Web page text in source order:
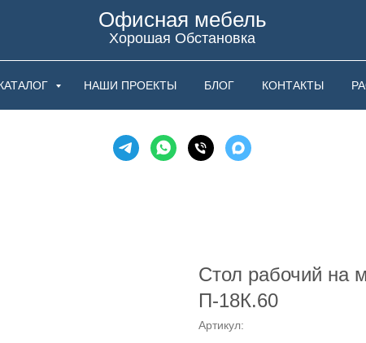
Офисная мебель
Хорошая Обстановка
НАШИ ПРОЕКТЫ БЛОГ КОНТАКТЫ
Стол рабочий на
П-18К.60
Артикул: